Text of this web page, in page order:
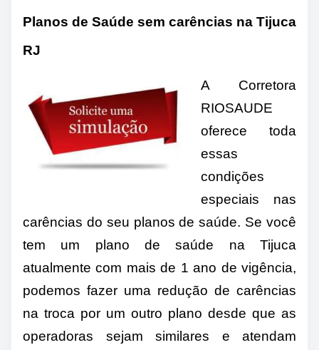
Planos de Saúde sem carências na Tijuca
RJ
A Corretora
RIOSAUDE
oferece toda
essas
condições
especiais nas
carências do seu planos de saúde. Se você
tem um plano de saúde na Tijuca
atualmente com mais de 1 ano de vigência,
podemos fazer uma redução de carências
na troca por um outro plano desde que as
operadoras sejam similares e atendam